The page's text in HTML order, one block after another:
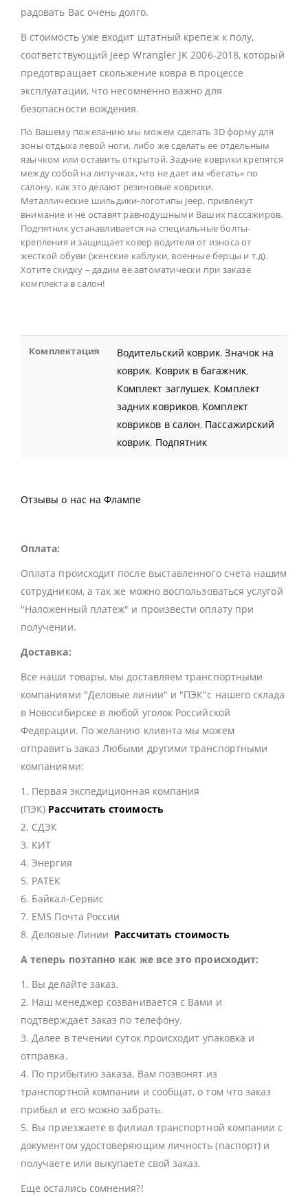
радовать Вас очень долго.
В стоимость уже входит штатный крепеж к полу,
соответствующий Jeep Wrangler JK 2006-2018, который
предотвращает скольжение ковра в процессе
эксплуатации, что несомненно важно для
безопасности вождения.
По Вашему пожеланию мы можем сделать 3D форму для
зоны отдыха левой ноги, либо же сделать ее отдельным
язычком или оставить открытой. Задние коврики крепятся
между собой на липучках, что не дает им «бегать» по
салону, как это делают резиновые коврики.
Металлические шильдики-логотипы Jeep, привлекут
внимание и не оставят равнодушными Ваших пассажиров.
Подпятник устанавливается на специальные болты-
крепления и защищает ковер водителя от износа от
жесткой обуви (женские каблуки, военные берцы и т.д).
Хотите скидку – дадим ее автоматически при заказе
комплекта в салон!
Комплектация Водительский коврик,Значок на
коврик, Коврик в багажник,
Комплект заглушек, Комплект
задних ковриков, Комплект
ковриков в салон, Пассажирский
коврик, Подпятник
Отзывы о нас на Флампе
Оплата:
Оплата происходит после выставленного счета нашим
сотрудником, а так же можно воспользоваться услугой
"Наложенный платеж" и произвести оплату при
получении.
Доставка:
Все наши товары, мы доставляем транспортными
компаниями "Деловые линии" и "ПЭК"с нашего склада
в Новосибирске в любой уголок Российской
Федерации. По желанию клиента мы можем
отправить заказ Любыми другими транспортными
компаниями:
1. Первая экспедиционная компания
(ПЭК) Рассчитать стоимость
2. СДЭК
3. КИТ
4. Энергия
5. РАТЕК
6. Байкал-Сервис
7. EMS Почта России
8. Деловые Линии Рассчитать стоимость
А теперь поэтапно как же все это происходит:
1. Вы делайте заказ.
2. Наш менеджер созванивается с Вами и
подтверждает заказ по телефону.
3. Далее в течении суток происходит упаковка и
отправка.
4. По прибытию заказа, Вам позвонят из
транспортной компании и сообщат, о том что заказ
прибыл и его можно забрать.
5. Вы приезжаете в филиал транспортной компании с
документом удостоверяющим личность (паспорт) и
получаете или выкупаете свой заказ.
Еще остались сомнения?!